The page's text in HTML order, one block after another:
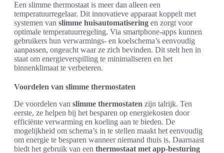
Een slimme thermostaat is meer dan alleen een
temperatuurregelaar. Dit innovatieve apparaat koppelt met
systemen van slimme huisautomatisering en zorgt voor
optimale temperatuurregeling. Via smartphone-apps kunnen
gebruikers hun verwarmings- en koelschema’s eenvoudig
aanpassen, ongeacht waar ze zich bevinden. Dit stelt hen in
staat om energieverspilling te minimaliseren en het
binnenklimaat te verbeteren.
Voordelen van slimme thermostaten
De voordelen van slimme thermostaten zijn talrijk. Ten
eerste, ze helpen bij het besparen op energiekosten door
efficiënte verwarming en koeling aan te bieden. De
mogelijkheid om schema’s in te stellen maakt het eenvoudig
om energie te besparen wanneer niemand thuis is. Daarnaast
biedt het gebruik van een thermostaat met app-besturing